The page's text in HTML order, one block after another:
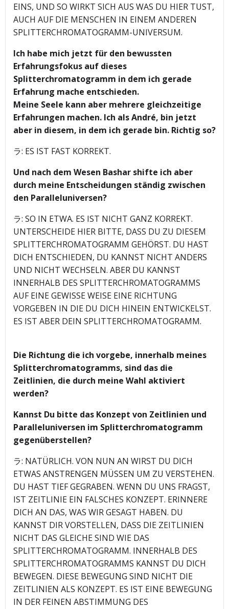
EINS, UND SO WIRKT SICH AUS WAS DU HIER TUST,
AUCH AUF DIE MENSCHEN IN EINEM ANDEREN
SPLITTERCHROMATOGRAMM-UNIVERSUM.
Ich habe mich jetzt für den bewussten
Erfahrungsfokus auf dieses
Splitterchromatogramm in dem ich gerade
Erfahrung mache entschieden.
Meine Seele kann aber mehrere gleichzeitige
Erfahrungen machen. Ich als André, bin jetzt
aber in diesem, in dem ich gerade bin. Richtig so?
ラ: ES IST FAST KORREKT.
Und nach dem Wesen Bashar shifte ich aber
durch meine Entscheidungen ständig zwischen
den Paralleluniversen?
ラ: SO IN ETWA. ES IST NICHT GANZ KORREKT.
UNTERSCHEIDE HIER BITTE, DASS DU ZU DIESEM
SPLITTERCHROMATOGRAMM GEHÖRST. DU HAST
DICH ENTSCHIEDEN, DU KANNST NICHT ANDERS
UND NICHT WECHSELN. ABER DU KANNST
INNERHALB DES SPLITTERCHROMATOGRAMMS
AUF EINE GEWISSE WEISE EINE RICHTUNG
VORGEBEN IN DIE DU DICH HINEIN ENTWICKELST.
ES IST ABER DEIN SPLITTERCHROMATOGRAMM.
Die Richtung die ich vorgebe, innerhalb meines
Splitterchromatogramms, sind das die
Zeitlinien, die durch meine Wahl aktiviert
werden?
Kannst Du bitte das Konzept von Zeitlinien und
Paralleluniversen im Splitterchromatogramm
gegenüberstellen?
ラ: NATÜRLICH. VON NUN AN WIRST DU DICH
ETWAS ANSTRENGEN MÜSSEN UM ZU VERSTEHEN.
DU HAST TIEF GEGRABEN. WENN DU UNS FRAGST,
IST ZEITLINIE EIN FALSCHES KONZEPT. ERINNERE
DICH AN DAS, WAS WIR GESAGT HABEN. DU
KANNST DIR VORSTELLEN, DASS DIE ZEITLINIEN
NICHT DAS GLEICHE SIND WIE DAS
SPLITTERCHROMATOGRAMM. INNERHALB DES
SPLITTERCHROMATOGRAMMS KANNST DU DICH
BEWEGEN. DIESE BEWEGUNG SIND NICHT DIE
ZEITLINIEN ALS KONZEPT. ES IST EINE BEWEGUNG
IN DER FEINEN ABSTIMMUNG DES